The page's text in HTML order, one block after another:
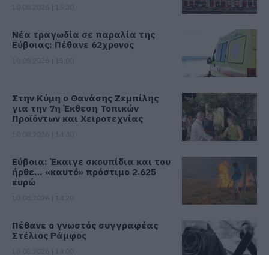
Νέα τραγωδία σε παραλία της
Εύβοιας: Πέθανε 62χρονος
Στην Κύμη ο Θανάσης Ζεμπίλης
για την 7η Έκθεση Τοπικών
Προϊόντων και Χειροτεχνίας
Εύβοια: Έκαιγε σκουπίδια και του
ήρθε… «καυτό» πρόστιμο 2.625
ευρώ
Πέθανε ο γνωστός συγγραφέας
Στέλιος Ράμφος